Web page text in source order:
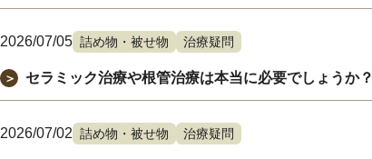
2026/07/05 詰め物・被せ物 治療疑問
＞ セラミック治療や根管治療は本当に必要でしょうか？
2026/07/02 詰め物・被せ物 治療疑問